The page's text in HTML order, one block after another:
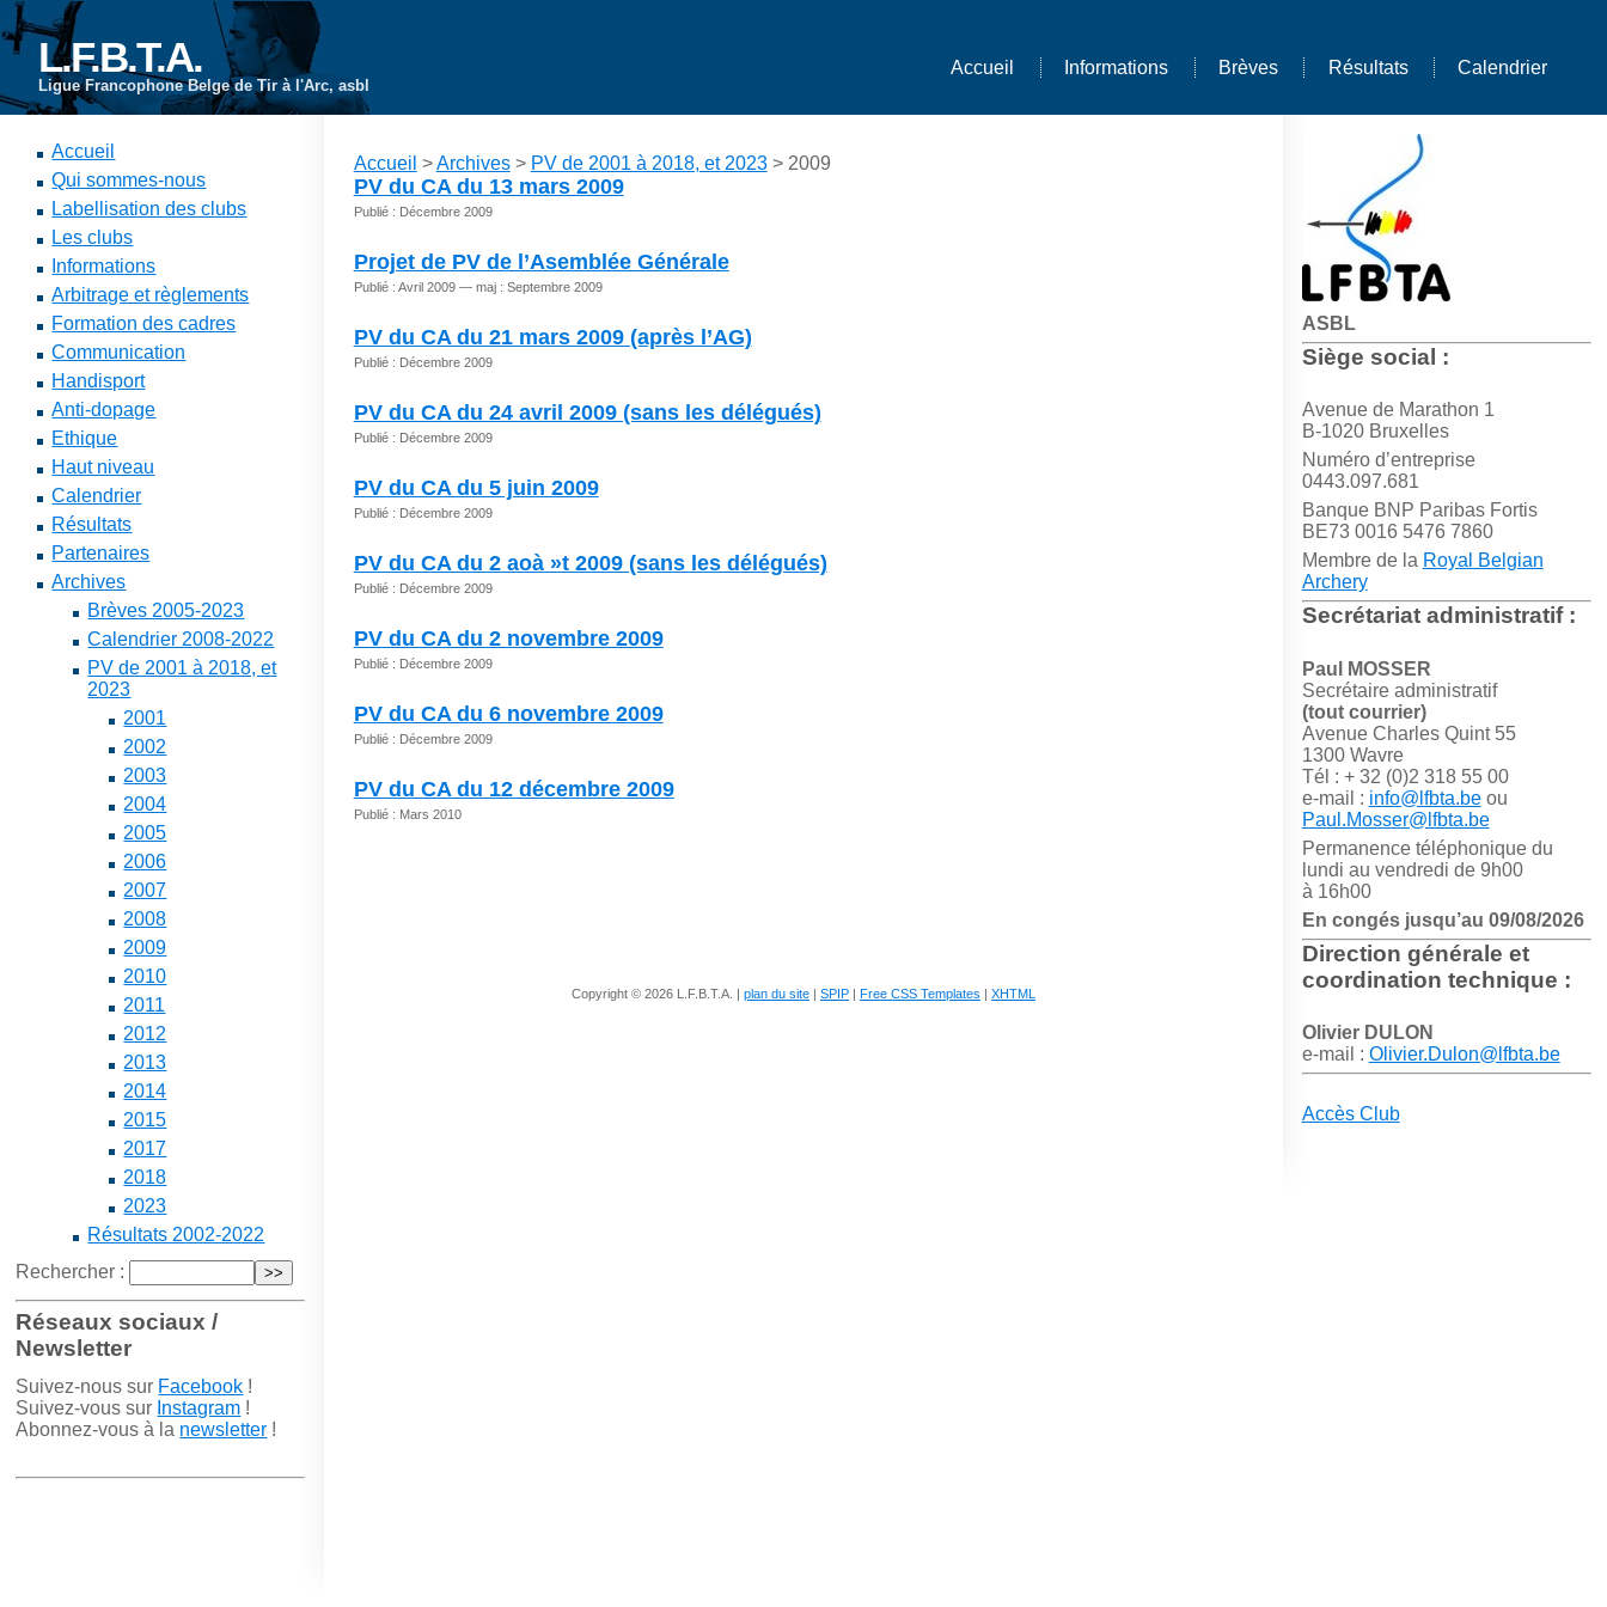
L.F.B.T.A.
Ligue Francophone Belge de Tir à l'Arc, asbl
Accueil Informations Brèves Résultats Calendrier
ASBL
Siège social :
Avenue de Marathon 1
B-1020 Bruxelles
Numéro d’entreprise
0443.097.681
Banque BNP Paribas Fortis
BE73 0016 5476 7860
Membre de la Royal Belgian
Archery
Secrétariat administratif :
Paul MOSSER
Secrétaire administratif
(tout courrier)
Avenue Charles Quint 55
1300 Wavre
Tél : + 32 (0)2 318 55 00
e-mail : info@lfbta.beou
Paul.Mosser@lfbta.be
Permanence téléphonique du
lundi au vendredi de 9h00
à 16h00
En congés jusqu’au 09/08/2026
Direction générale et
coordination technique :
Olivier DULON
e-mail : Olivier.Dulon@lfbta.be
Accès Club
Accueil
Qui sommes-nous
Labellisation des clubs
Les clubs
Informations
Arbitrage et règlements
Formation des cadres
Communication
Handisport
Anti-dopage
Ethique
Haut niveau
Calendrier
Résultats
Partenaires
Archives
Brèves 2005-2023
Calendrier 2008-2022
PV de 2001 à 2018, et
2023
2001
2002
2003
2004
2005
2006
2007
2008
2009
2010
2011
2012
2013
2014
2015
2017
2018
2023
Résultats 2002-2022
Rechercher :
Réseaux sociaux /
Newsletter
Suivez-nous sur Facebook !
Suivez-vous sur Instagram !
Abonnez-vous à la newsletter !
Accueil >Archives> PV de 2001 à 2018, et 2023> 2009
PV du CA du 13 mars 2009
Publié : Décembre 2009
Projet de PV de l’Asemblée Générale
Publié : Avril 2009 — maj : Septembre 2009
PV du CA du 21 mars 2009 (après l’AG)
Publié : Décembre 2009
PV du CA du 24 avril 2009 (sans les délégués)
Publié : Décembre 2009
PV du CA du 5 juin 2009
Publié : Décembre 2009
PV du CA du 2 aoà »t 2009 (sans les délégués)
Publié : Décembre 2009
PV du CA du 2 novembre 2009
Publié : Décembre 2009
PV du CA du 6 novembre 2009
Publié : Décembre 2009
PV du CA du 12 décembre 2009
Publié : Mars 2010
Copyright © 2026 L.F.B.T.A. | plan du site | SPIP | Free CSS Templates | XHTML